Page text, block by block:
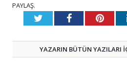
PAYLAŞ.
TwitterFacebook
YAZARIN BÜTÜN YAZILARI